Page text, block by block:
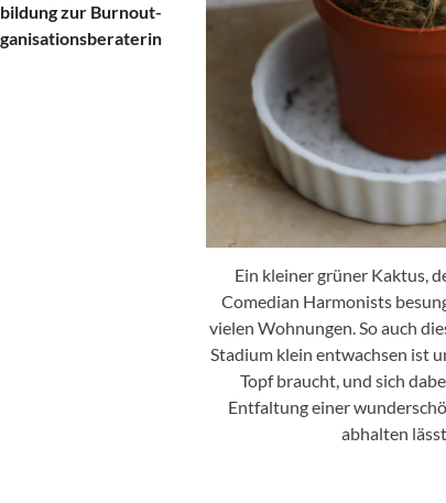
zur Burnout-
Ein kleiner grüner Kaktus,
Comedian Harmonists
vielen Wohnungen. So auch
Stadium klein entwachsen ist
Topf braucht, und sich
Entfaltung einer
abhalten